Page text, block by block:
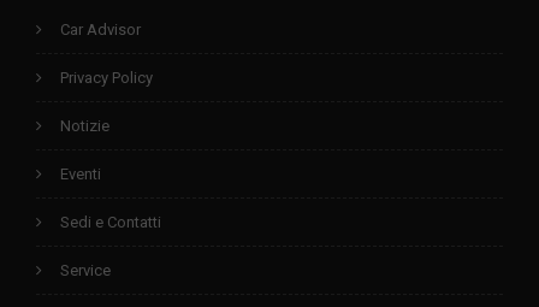
Car Advisor
Privacy Policy
Notizie
Eventi
Sedi e Contatti
Service